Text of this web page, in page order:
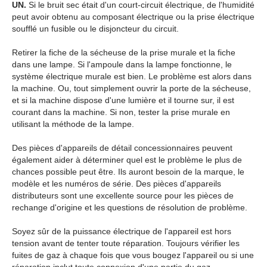
UN. Si le bruit sec était d'un court-circuit électrique, de l'humidité
peut avoir obtenu au composant électrique ou la prise électrique
soufflé un fusible ou le disjoncteur du circuit.
Retirer la fiche de la sécheuse de la prise murale et la fiche
dans une lampe. Si l'ampoule dans la lampe fonctionne, le
système électrique murale est bien. Le problème est alors dans
la machine. Ou, tout simplement ouvrir la porte de la sécheuse,
et si la machine dispose d'une lumière et il tourne sur, il est
courant dans la machine. Si non, tester la prise murale en
utilisant la méthode de la lampe.
Des pièces d'appareils de détail concessionnaires peuvent
également aider à déterminer quel est le problème le plus de
chances possible peut être. Ils auront besoin de la marque, le
modèle et les numéros de série. Des pièces d'appareils
distributeurs sont une excellente source pour les pièces de
rechange d'origine et les questions de résolution de problème.
Soyez sûr de la puissance électrique de l'appareil est hors
tension avant de tenter toute réparation. Toujours vérifier les
fuites de gaz à chaque fois que vous bougez l'appareil ou si une